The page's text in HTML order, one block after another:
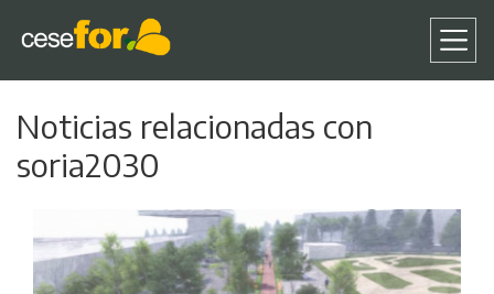
al
Noticias relacionadas con
soria2030